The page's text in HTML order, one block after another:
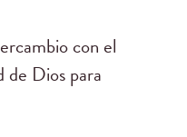
con el
de Dios para